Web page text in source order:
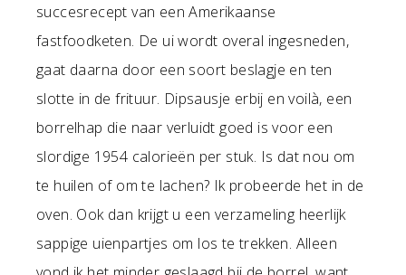
succesrecept van een Amerikaanse
fastfoodketen. De ui wordt overal ingesneden,
gaat daarna door een soort beslagje en ten
slotte in de frituur. Dipsausje erbij en voilà, een
borrelhap die naar verluidt goed is voor een
slordige 1954 calorieën per stuk. Is dat nou om
te huilen of om te lachen? Ik probeerde het in de
oven. Ook dan krijgt u een verzameling heerlijk
sappige uienpartjes om los te trekken. Alleen